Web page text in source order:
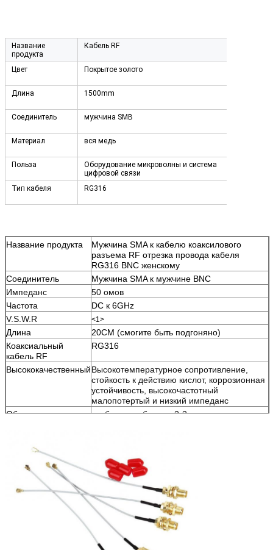
Название
продукта
Кабель RF
Цвет Покрытое золото
Длина 1500mm
Соединитель мужчина SMB
Материал вся медь
Польза
Оборудование микроволны и система
цифровой связи
Тип кабеля
RG316
Название продукта
Мужчина SMA к кабелю коаксилового
разъема RF отрезка провода кабеля
RG316 BNC женскому
Соединитель
Мужчина SMA к мужчине BNC
Импеданс
50 омов
Частота
DC к 6GHz
V.S.W.R
<1>
Длина
20CM (смогите быть подгоняно)
Коаксиальный
кабель RF
RG316
ВысококачественныйВысокотемпературное сопротивление,
стойкость к действию кислот, коррозионная
устойчивость, высокочастотный
малопотертый и низкий импеданс
Образец
свободные образцы 2-3pcs